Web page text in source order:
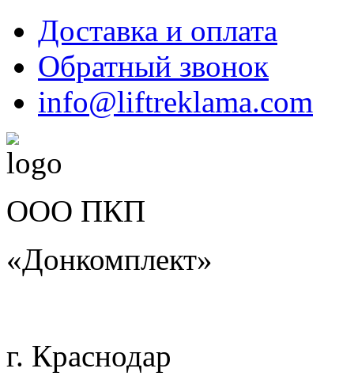
Доставка и оплата
Обратный звонок
info@liftreklama.com
ООО ПКП
«Донкомплект»
г. Краснодар